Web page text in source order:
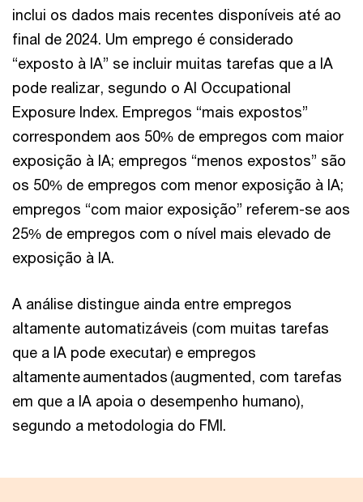
inclui os dados mais recentes disponíveis até ao
final de 2024. Um emprego é considerado
“exposto à IA” se incluir muitas tarefas que a IA
pode realizar, segundo o AI Occupational
Exposure Index. Empregos “mais expostos”
correspondem aos 50% de empregos com maior
exposição à IA; empregos “menos expostos” são
os 50% de empregos com menor exposição à IA;
empregos “com maior exposição” referem-se aos
25% de empregos com o nível mais elevado de
exposição à IA.
A análise distingue ainda entre empregos
altamente automatizáveis (com muitas tarefas
que a IA pode executar) e empregos
altamente aumentados (augmented, com tarefas
em que a IA apoia o desempenho humano),
segundo a metodologia do FMI.